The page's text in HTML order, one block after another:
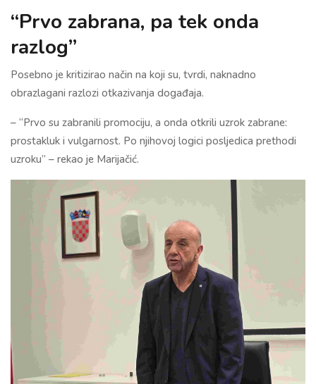
“Prvo zabrana, pa tek onda
razlog”
Posebno je kritizirao način na koji su, tvrdi, naknadno
obrazlagani razlozi otkazivanja događaja.
– “Prvo su zabranili promociju, a onda otkrili uzrok zabrane:
prostakluk i vulgarnost. Po njihovoj logici posljedica prethodi
uzroku” – rekao je Marijačić.